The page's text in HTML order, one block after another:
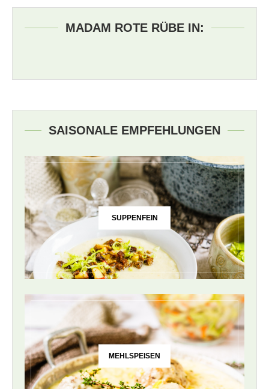
MADAM ROTE RÜBE IN:
SAISONALE EMPFEHLUNGEN
SUPPENFEIN
MEHLSPEISEN